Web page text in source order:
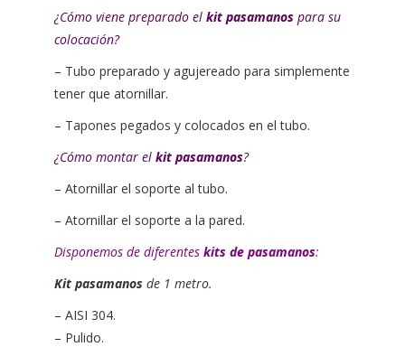
¿Cómo viene preparado el kit pasamanos para su
colocación?
– Tubo preparado y agujereado para simplemente
tener que atornillar.
– Tapones pegados y colocados en el tubo.
¿Cómo montar el kit pasamanos?
– Atornillar el soporte al tubo.
– Atornillar el soporte a la pared.
Disponemos de diferentes kits de pasamanos:
Kit pasamanos de 1 metro.
– AISI 304.
– Pulido.